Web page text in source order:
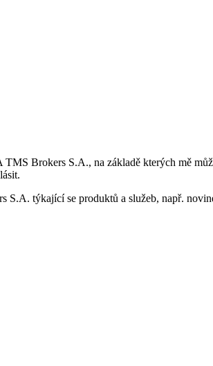
Brokers S.A., na základě kterých mě
týkající se produktů a služeb, např.